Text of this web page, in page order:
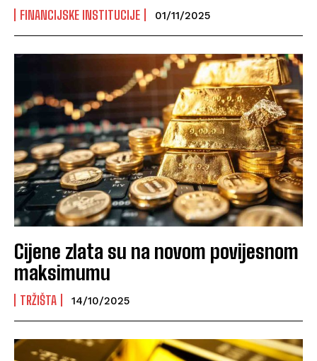
FINANCIJSKE INSTITUCIJE 01/11/2025
Cijene zlata su na novom povijesnom
maksimumu
TRŽIŠTA 14/10/2025